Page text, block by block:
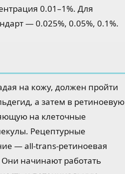
0.01–1%. Для
— 0.025%, 0.05%, 0.1%.
на кожу, должен пройти
а затем в ретиноевую
на клеточные
Рецептурные
— all-trans-ретиноевая
Они начинают работать